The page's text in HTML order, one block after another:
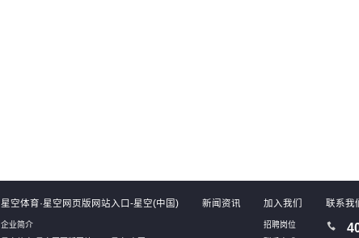
星空体育·星空网页版网站入口-星空(中国)
企业简介
新闻资讯 加入我们
招聘岗位
联系我